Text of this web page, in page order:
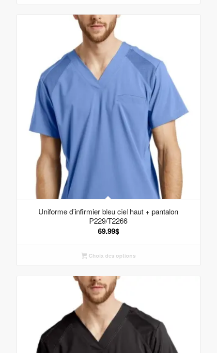
Uniforme d’infirmier bleu ciel haut + pantalon
P229/T2266
69.99$
Choix des options